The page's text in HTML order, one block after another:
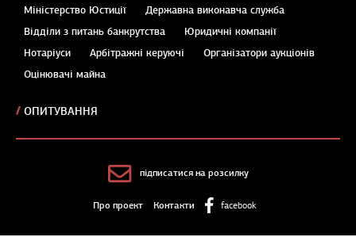
Міністерство Юстиції
Державна виконавча служба
Відділи з питань банкрутства
Юридичні компанії
Нотаріуси
Арбітражні керуючі
Організатори аукціонів
Оцінювачі майна
ОПИТУВАННЯ
підписатися на розсилку
Про проект Контакти facebook